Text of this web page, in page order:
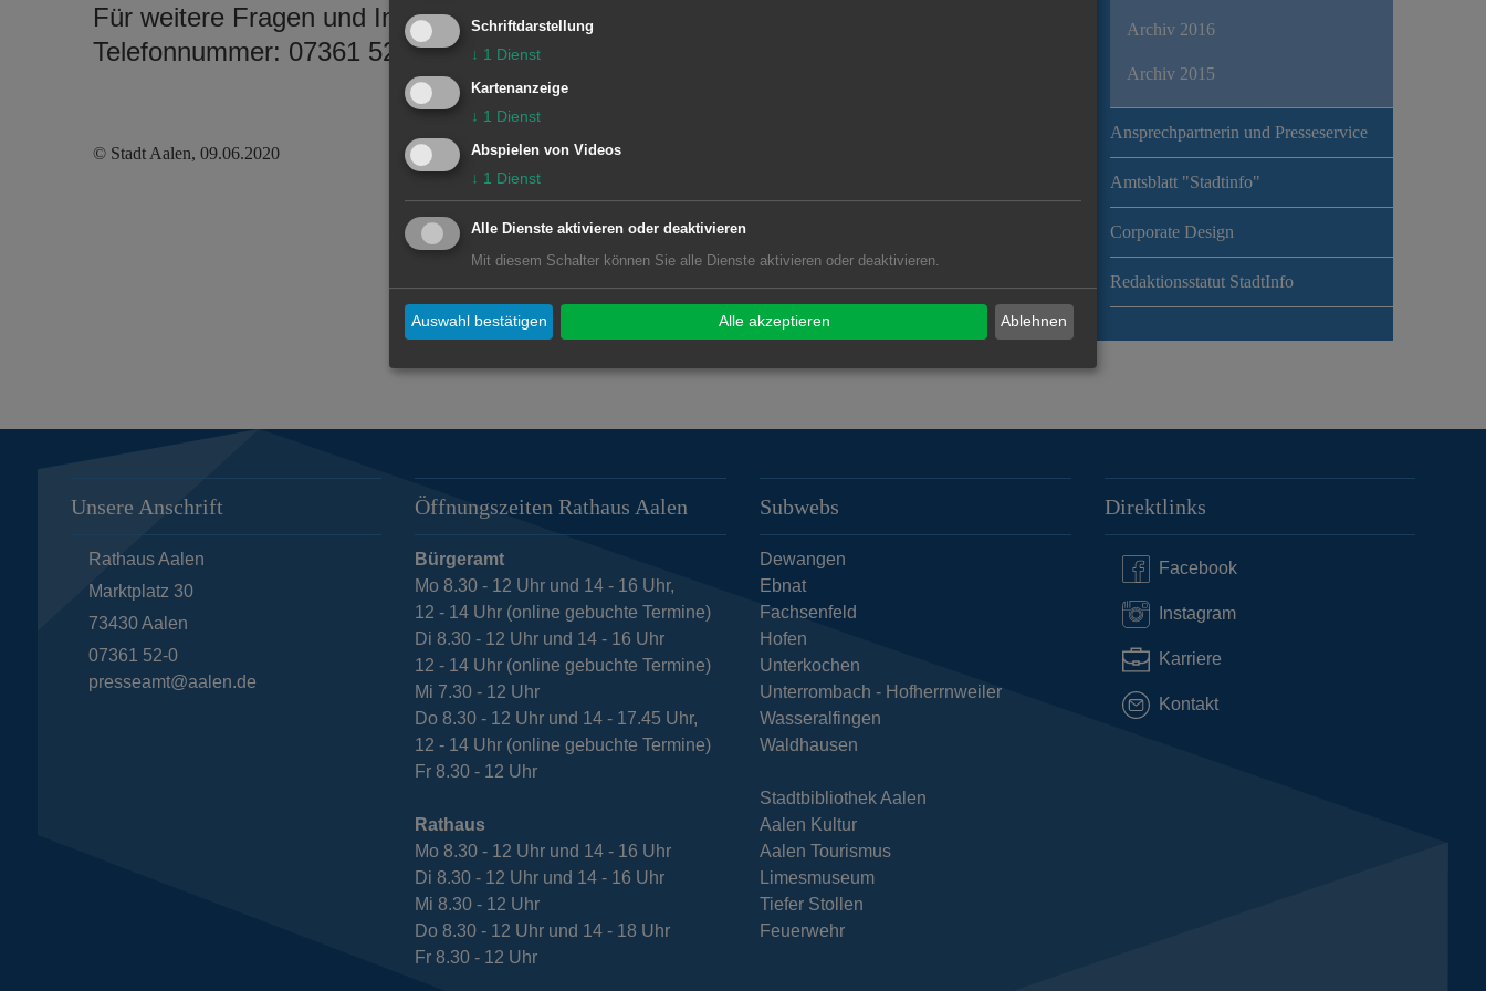
Für weitere Fragen und Informationen steht das Sportamt unter der
Telefonnummer: 07361 52-1145 oder 52-1195 zur Verfügung.
© Stadt Aalen, 09.06.2020
Archiv 2016
Archiv 2015
Ansprechpartnerin und Presseservice
Amtsblatt "Stadtinfo"
Corporate Design
Redaktionsstatut StadtInfo
Unsere Anschrift
Rathaus Aalen
Marktplatz 30
73430 Aalen
07361 52-0
presseamt@aalen.de
Öffnungszeiten Rathaus Aalen
Bürgeramt
Mo 8.30 - 12 Uhr und 14 - 16 Uhr,
12 - 14 Uhr (online gebuchte Termine)
Di 8.30 - 12 Uhr und 14 - 16 Uhr
12 - 14 Uhr (online gebuchte Termine)
Mi 7.30 - 12 Uhr
Do 8.30 - 12 Uhr und 14 - 17.45 Uhr,
12 - 14 Uhr (online gebuchte Termine)
Fr 8.30 - 12 Uhr
Rathaus
Mo 8.30 - 12 Uhr und 14 - 16 Uhr
Di 8.30 - 12 Uhr und 14 - 16 Uhr
Mi 8.30 - 12 Uhr
Do 8.30 - 12 Uhr und 14 - 18 Uhr
Fr 8.30 - 12 Uhr
Subwebs
Dewangen
Ebnat
Fachsenfeld
Hofen
Unterkochen
Unterrombach - Hofherrnweiler
Wasseralfingen
Waldhausen
Stadtbibliothek Aalen
Aalen Kultur
Aalen Tourismus
Limesmuseum
Tiefer Stollen
Feuerwehr
Direktlinks
Facebook
Instagram
Karriere
Kontakt
Schriftdarstellung
↓ 1 Dienst
Kartenanzeige
↓ 1 Dienst
Abspielen von Videos
↓ 1 Dienst
Alle Dienste aktivieren oder deaktivieren
Mit diesem Schalter können Sie alle Dienste aktivieren oder deaktivieren.
Ablehnen
Auswahl bestätigen Alle akzeptieren